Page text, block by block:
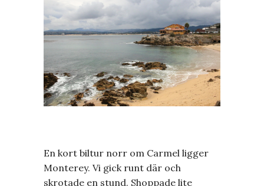
En kort biltur norr om Carmel ligger
Monterey. Vi gick runt där och
skrotade en stund. Shoppade lite